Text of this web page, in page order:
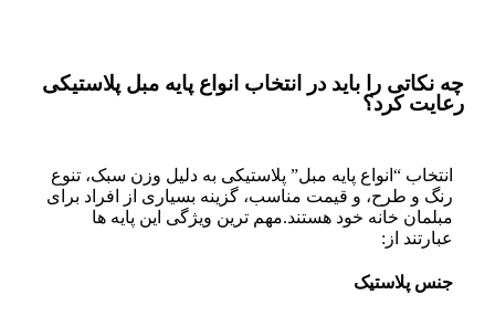
چه نکاتی را باید در انتخاب انواع پایه مبل پلاستیکی
رعایت کرد؟
انتخاب “انواع پایه‌ مبل” پلاستیکی به دلیل وزن سبک، تنوع
رنگ و طرح، و قیمت مناسب، گزینه بسیاری از افراد برای
مبلمان خانه خود هستند.مهم ترین ویژگی این پایه ها
عبارتند از:
جنس پلاستیک